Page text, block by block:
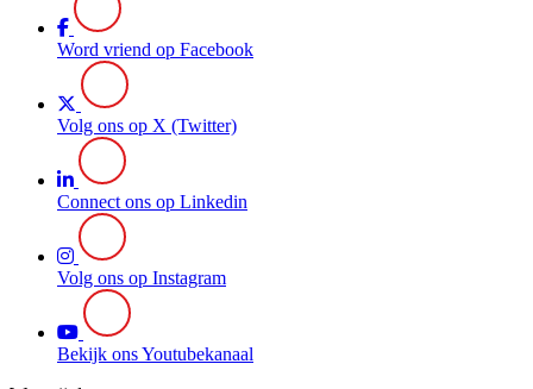
Word vriend op Facebook
Volg ons op X (Twitter)
Connect ons op Linkedin
Volg ons op Instagram
Bekijk ons Youtubekanaal